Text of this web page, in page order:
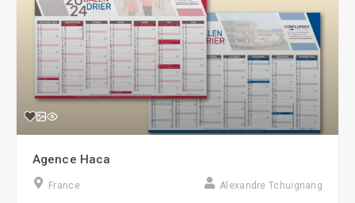
Agence Haca
France Alexandre Tchuignang